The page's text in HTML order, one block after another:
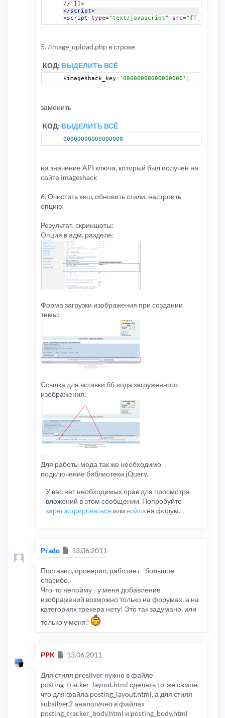
// ]]>
</script>
<script
type="text/javascript" src=
5. /image_upload.php в строке
КОД: ВЫДЕЛИТЬ ВСЁ
$imageshack_key='00000000000000000' ;
заменить
КОД: ВЫДЕЛИТЬ ВСЁ
00000000000000000
на значение API ключа, который был получен на
сайте imageshack
6. Очистить кеш, обновить стили, настроить
опцию.
Результат, скриншоты:
Опция в адм. разделе:
Форма загрузки изображения при создании
темы:
Ссылка для вставки бб-кода загруженного
изображения:
--
Для работы мода так же необходимо
подключение библиотеки jQuery.
У вас нет необходимых прав для просмотра
вложений в этом сообщении. Попробуйте
зарегистрироваться или войти на форум.
Prado Сообщение
13.06.2011
Поставил, проверил, работает - большое
спасибо.
Что-то непойму - у меня добавление
изображений возможно только на форумах, а на
категориях трекера нету! Это так задумано, или
только у меня?
PPK Сообщение
13.06.2011
Для стиля prosilver нужно в файле
posting_tracker_layout.html сделать то-же самое,
что для файла posting_layout.html, а для стиля
subsilver2 аналогично в файлах
posting_tracker_body.html и posting_body.html